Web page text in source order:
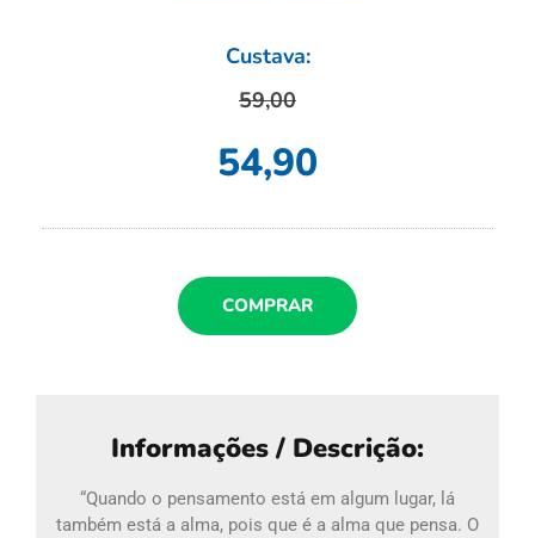
Custava:
59,00
54,90
COMPRAR
Informações / Descrição:
“Quando o pensamento está em algum lugar, lá
também está a alma, pois que é a alma que pensa. O